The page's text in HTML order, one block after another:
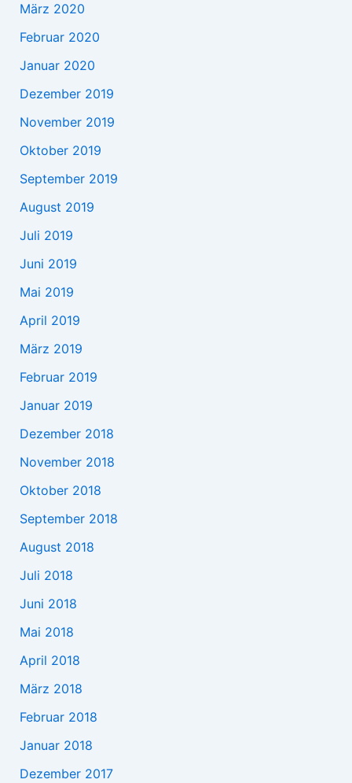
März 2020
Februar 2020
Januar 2020
Dezember 2019
November 2019
Oktober 2019
September 2019
August 2019
Juli 2019
Juni 2019
Mai 2019
April 2019
März 2019
Februar 2019
Januar 2019
Dezember 2018
November 2018
Oktober 2018
September 2018
August 2018
Juli 2018
Juni 2018
Mai 2018
April 2018
März 2018
Februar 2018
Januar 2018
Dezember 2017